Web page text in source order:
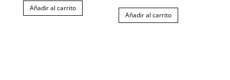
Añadir al carrito
precio
original
precio
actual
Añadir al carrito